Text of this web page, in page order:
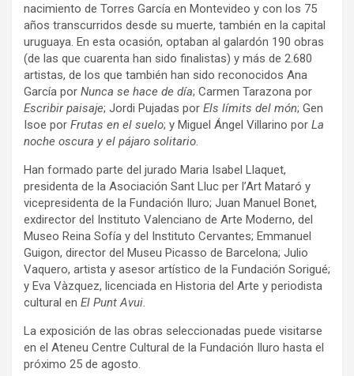
nacimiento de Torres García en Montevideo y con los 75
años transcurridos desde su muerte, también en la capital
uruguaya. En esta ocasión, optaban al galardón 190 obras
(de las que cuarenta han sido finalistas) y más de 2.680
artistas, de los que también han sido reconocidos Ana
García por Nunca se hace de día; Carmen Tarazona por
Escribir paisaje; Jordi Pujadas por Els límits del món; Gen
Isoe por Frutas en el suelo; y Miguel Ángel Villarino por La
noche oscura y el pájaro solitario.
Han formado parte del jurado Maria Isabel Llaquet,
presidenta de la Asociación Sant Lluc per l’Art Mataró y
vicepresidenta de la Fundación Iluro; Juan Manuel Bonet,
exdirector del Instituto Valenciano de Arte Moderno, del
Museo Reina Sofía y del Instituto Cervantes; Emmanuel
Guigon, director del Museu Picasso de Barcelona; Julio
Vaquero, artista y asesor artístico de la Fundación Sorigué;
y Eva Vàzquez, licenciada en Historia del Arte y periodista
cultural en El Punt Avui.
La exposición de las obras seleccionadas puede visitarse
en el Ateneu Centre Cultural de la Fundación Iluro hasta el
próximo 25 de agosto.